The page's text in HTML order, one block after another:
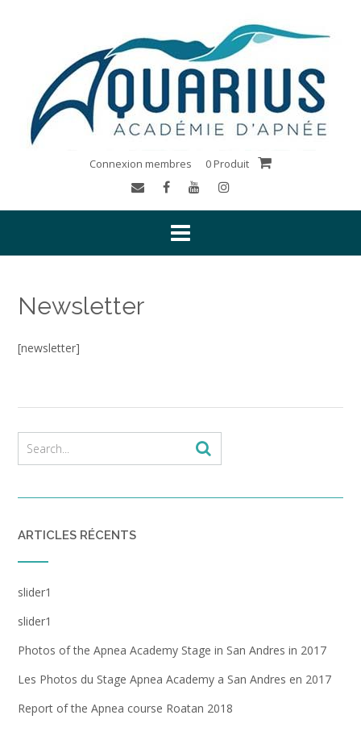
Connexion membres 0 Produit
Newsletter
[newsletter]
ARTICLES RÉCENTS
slider1
slider1
Photos of the Apnea Academy Stage in San Andres in 2017
Les Photos du Stage Apnea Academy a San Andres en 2017
Report of the Apnea course Roatan 2018